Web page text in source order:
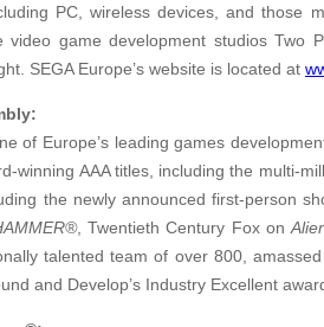
PC, wireless devices, and those
video game development studios Two
SEGA Europe’s website is located at
of Europe’s leading games
winning AAA titles, including the multi-
the newly announced first-person
, Twentieth Century Fox on
talented team of over 800,
and Develop’s Industry Excellent